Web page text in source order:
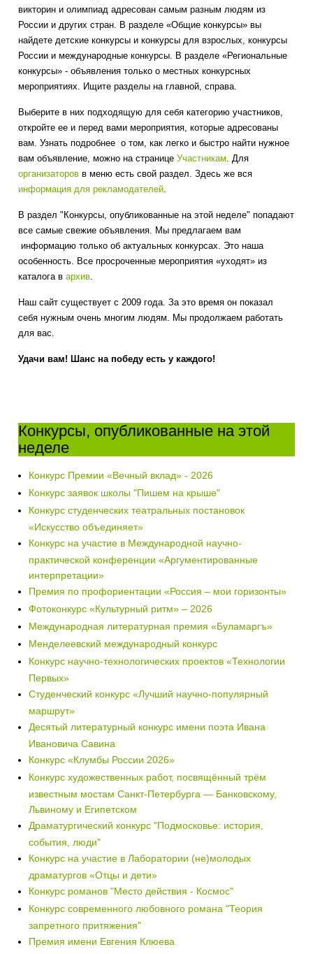
викторин и олимпиад адресован самым разным людям из
России и других стран. В разделе «Общие конкурсы» вы
найдете детские конкурсы и конкурсы для взрослых, конкурсы
России и международные конкурсы. В разделе «Региональные
конкурсы» - объявления только о местных конкурсных
мероприятиях. Ищите разделы на главной, справа.
Выберите в них подходящую для себя категорию участников,
откройте ее и перед вами мероприятия, которые адресованы
вам. Узнать подробнее о том, как легко и быстро найти нужное
вам объявление, можно на страницеУчастникам. Для
организаторов в меню есть свой раздел. Здесь же вся
информация для рекламодателей.
В раздел "Конкурсы, опубликованные на этой неделе" попадают
все самые свежие объявления. Мы предлагаем вам
информацию только об актуальных конкурсах. Это наша
особенность. Все просроченные мероприятия «уходят» из
каталога вархив.
Наш сайт существует с 2009 года. За это время он показал
себя нужным очень многим людям. Мы продолжаем работать
для вас.
Удачи вам! Шанс на победу есть у каждого!
Конкурсы, опубликованные на этой
неделе
Конкурс Премии «Вечный вклад» - 2026
Конкурс заявок школы "Пишем на крыше"
Конкурс студенческих театральных постановок
«Искусство объединяет»
Конкурс на участие в Международной научно-
практической конференции «Аргументированные
интерпретации»
Премия по профориентации «Россия – мои горизонты»
Фотоконкурс «Культурный ритм» – 2026
Международная литературная премия «Буламаргъ»
Менделеевский международный конкурс
Конкурс научно-технологических проектов «Технологии
Первых»
Студенческий конкурс «Лучший научно-популярный
маршрут»
Десятый литературный конкурс имени поэта Ивана
Ивановича Савина
Конкурс «Клумбы России 2026»
Конкурс художественных работ, посвящённый трём
известным мостам Санкт-Петербурга — Банковскому,
Львиному и Египетском
Драматургический конкурс "Подмосковье: история,
события, люди"
Конкурс на участие в Лаборатории (не)молодых
драматургов «Отцы и дети»
Конкурс романов "Место действия - Космос"
Конкурс современного любовного романа "Теория
запретного притяжения"
Премия имени Евгения Клюева